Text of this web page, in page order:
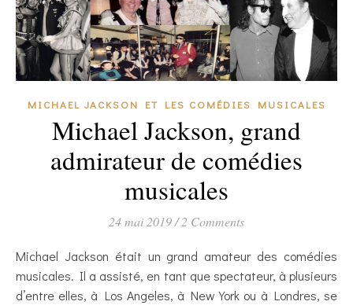
MICHAEL JACKSON ET LES COMÉDIES MUSICALES
Michael Jackson, grand
admirateur de comédies
musicales
24 mai 2019/ 2 Comments
Michael Jackson était un grand amateur des comédies
musicales. Il a assisté, en tant que spectateur, à plusieurs
d’entre elles, à Los Angeles, à New York ou à Londres, se